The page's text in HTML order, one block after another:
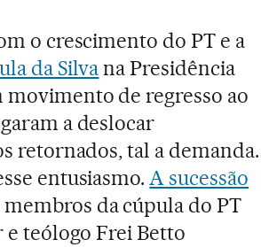
o crescimento do PT e a
da Silvana Presidência
de regresso ao
a deslocar
retornados, tal a demanda.
entusiasmo.A sucessão
da cúpula do PT
teólogo Frei Betto